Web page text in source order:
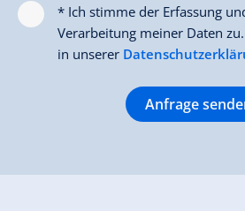
* Ich stimme der Erfassung
Verarbeitung meiner Daten
in unserer
Anfrage